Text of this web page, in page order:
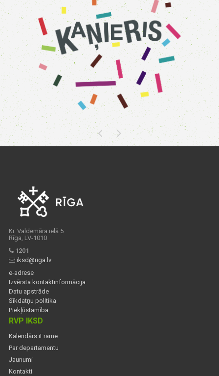
Kr. Valdemāra ielā 5
Rīga, LV-1010
1201
iksd@riga.lv
e-adrese
Izvērsta kontaktinformācija
Datu apstrāde
Sīkdatņu politika
Piekļūstamība
RVP IKSD
Kalendārs iFrame
Par departamentu
Jaunumi
Kontakti